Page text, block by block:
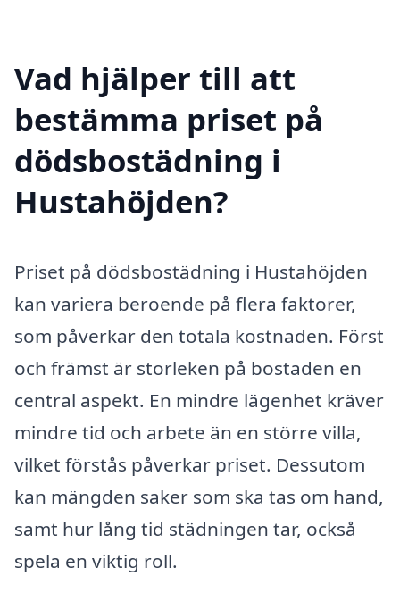
Vad hjälper till att
bestämma priset på
dödsbostädning i
Hustahöjden?
Priset på dödsbostädning i Hustahöjden
kan variera beroende på flera faktorer,
som påverkar den totala kostnaden. Först
och främst är storleken på bostaden en
central aspekt. En mindre lägenhet kräver
mindre tid och arbete än en större villa,
vilket förstås påverkar priset. Dessutom
kan mängden saker som ska tas om hand,
samt hur lång tid städningen tar, också
spela en viktig roll.